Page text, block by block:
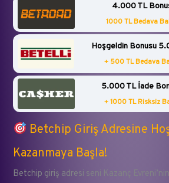
4.000 TL
1000 TL Bedava
Hoşgeldin Bonusu
+ 500 TL Bedava
5.000 TL İade
+ 1000 TL Risksiz
Betchip Giriş Adresine
Kazanmaya Başla!
Betchip giriş adresi seni Kazanç